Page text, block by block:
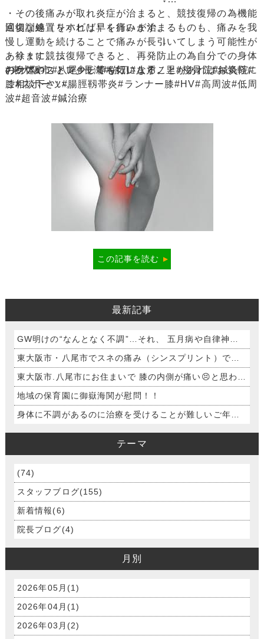
・その後痛みが取れ炎症が治まると、競技復帰の為機能
回復訓練（リハビリ）を行います。
↓
・徐々に競技復帰できると、再発防止の為自分での身体
のケアやストレッチ等を行います。
適切な処置をすれば早く痛みが治まるものも、痛みを我
慢し運動を続けることで痛みが長引いてしまう可能性が
あります。
お身体のことで少しでも気になることがあればお気軽に
ご相談下さい。
#東大阪市#八尾#長瀬#弥刀#八戸ノ里#接骨院#鍼灸院#
膝#スポーツ#腸脛靱帯炎#ランナー膝#HV#高周波#低周
波#超音波#鍼治療
この記事を読む
最新記事
GW明けの“なんとなく不調”…それ、 五月病や自律神経の乱れかも？😢
東大阪市・八尾市でスネの痛み（シンスプリント）でお困りの方へ
東大阪市.八尾市にお住まいで 膝の内側が痛い😣と思われる方
地域の保育園に御嶽海関が慰問！！
身体に不調があるのに治療を受けることが難しいご年配の方へ ～訪問鍼灸について～
テーマ
(74)
スタッフブログ(155)
新着情報(6)
院長ブログ(4)
月別
2026年05月(1)
2026年04月(1)
2026年03月(2)